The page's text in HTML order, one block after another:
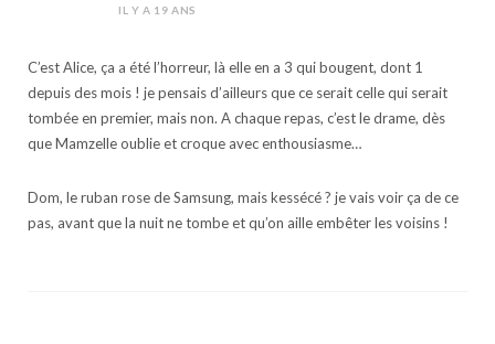
IL Y A 19 ANS
C’est Alice, ça a été l’horreur, là elle en a 3 qui bougent, dont 1
depuis des mois ! je pensais d’ailleurs que ce serait celle qui serait
tombée en premier, mais non. A chaque repas, c’est le drame, dès
que Mamzelle oublie et croque avec enthousiasme…
Dom, le ruban rose de Samsung, mais kessécé ? je vais voir ça de ce
pas, avant que la nuit ne tombe et qu’on aille embêter les voisins !